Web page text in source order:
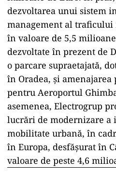
dezvoltarea unui sistem
management al traficului
în valoare de 5,5
dezvoltate în prezent de
o parcare supraetajată,
în Oradea, și
pentru Aeroportul
asemenea, Electrogrup
lucrări de modernizare
mobilitate urbană, în
în Europa, desfășurat în
valoare de peste 4,6